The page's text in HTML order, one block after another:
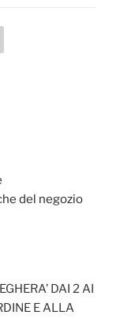
del negozio
DAI 2 AI
E ALLA